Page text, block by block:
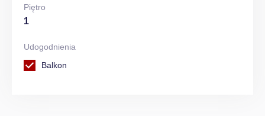
Piętro
1
Udogodnienia
Balkon